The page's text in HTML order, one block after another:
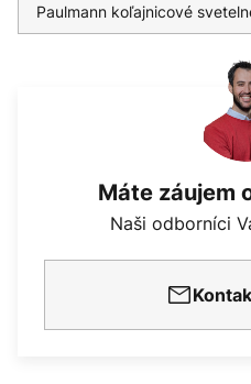
Paulmann koľajnicové
Máte záujem
Naši odborníci